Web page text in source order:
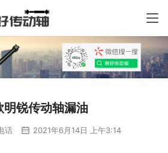
明锐传动轴漏油
话 2021年6月14日 上午3:14